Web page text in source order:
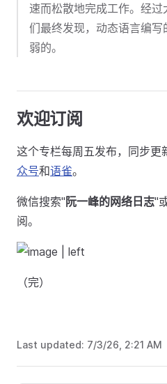
速而松散地完成工作。经
们最终发现，动态语言编
弱的。
欢迎订阅
这个专栏每周五发布，同步更
众号和语雀。
微信搜索" 阮一峰的网络日志"
阅。
（完）
Last updated: 7/3/26, 2:21 AM